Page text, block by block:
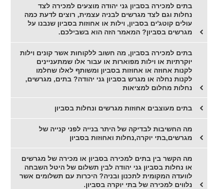
בתים למכירה בסביון גני יהודה מוצעים למכירה לצד
נחלות וגם לצד מגרשים לבניה עצמית, רוצים לדעת כמה
עולים קוטג'ים בסביון, וילות או אחוזות בסביון שנבנו על
מגרשים בסביון? המאמר הזה הוא בשבילכם.
בתים למכירה בסביון, מה חשוב ללקוחות אשר קונים וילות
יוקרתיות או וילות מפוארות או עבור אלו שמתעניינים
לקנות אחוזה או אחוזות בסביון ומשותף לאלו שחלמו
לקנות נחלה או מגרש בסביון גני יהודה? בתים, מגרשים,
נחלות מחלום למציאות
בתים מעוצבים אחוזות מגרשים ונחלות בסביון
מה החשיבות לבדיקה של היתר בנייה לפני קנייה של
מגרשים,בתי יוקרה,נחלות ואחוזות בסביון
מה הקשר בין בתים למכירה בסביון או מכירה של מגרשים
או נחלות בסביון גני יהודה לבין תשלום של היטל השבחה
לוועדה המקומית לתכנון ובניה? היכרות עם תשלומים אשר
נלווים למכירה של בתי יוקרה בסביון.